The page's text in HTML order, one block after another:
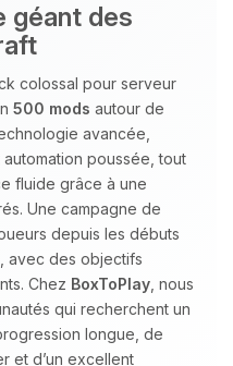
géant des
colossal pour serveur
500 mods autour de
avancée,
poussée, tout
fluide grâce à une
Une campagne de
depuis les débuts
avec des objectifs
Chez BoxToPlay , nous
qui recherchent un
longue, de
et d’un excellent
ton petit
Dis-moi ce dont
t’aider.